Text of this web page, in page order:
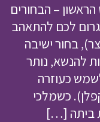
– הבחורים
לכם להתאהב
בחור ישיבה
להנשא, נותר
כעוזרה
כשמלכי
ביתה […]